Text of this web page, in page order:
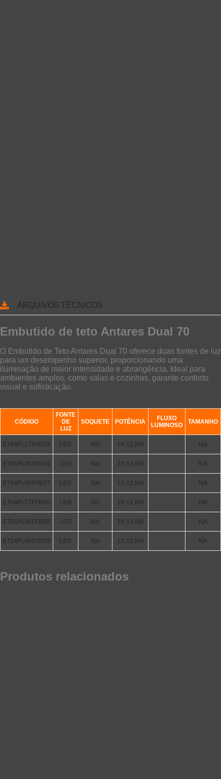
ARQUIVOS TÉCNICOS
Embutido de teto Antares Dual 70
O Embutido de Teto Antares Dual 70 oferece duas fontes de luz
para um desempenho superior, proporcionando uma
iluminação de maior intensidade e abrangência. Ideal para
ambientes amplos, como salas e cozinhas, garante conforto
visual e sofisticação.
CÓDIGO
FONTE
DE
LUZ
SOQUETE POTÊNCIA
FLUXO
LUMINOSO
TAMANHO
ET04PL27PO019 LED NA 2X 12,6W NA
ET04PL30PO034 LED NA 2X 12,6W NA
ET04PL40PO027 LED NA 2X 12,6W NA
ET04PL27PO020 LED NA 2X 12,6W NA
ET04PL30PO035 LED NA 2X 12,6W NA
ET04PL40PO028 LED NA 2X 12,6W NA
Produtos relacionados